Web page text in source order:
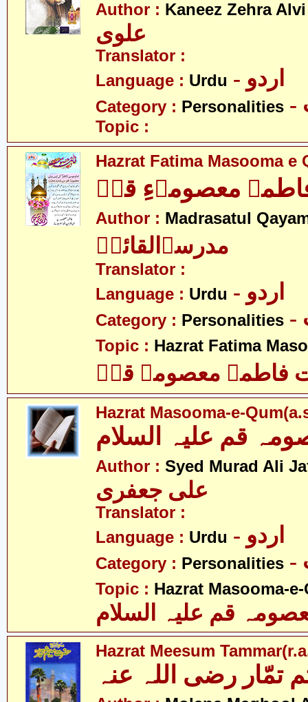
Author : Kaneez Zehra Alvi
علوی
Translator :
Language : Urdu - اردو
Category : Personalities
Topic :
Hazrat Fatima Masooma e
معصومہءِ قمؑ
Author : Madrasatul
مدرسۃالقائمؑ
Translator :
Language : Urdu - اردو
Category : Personalities
Topic : Hazrat Fatima
فاطمہ معصومہ قمؑ
Hazrat Masooma-e-
قم علیہ السلام
Author : Syed Murad Ali
علی جعفری
Translator :
Language : Urdu - اردو
Category : Personalities
Topic : Hazrat Masooma-
قم علیہ السلام
Hazrat Meesum
تمّار رضی اللہ عنہ